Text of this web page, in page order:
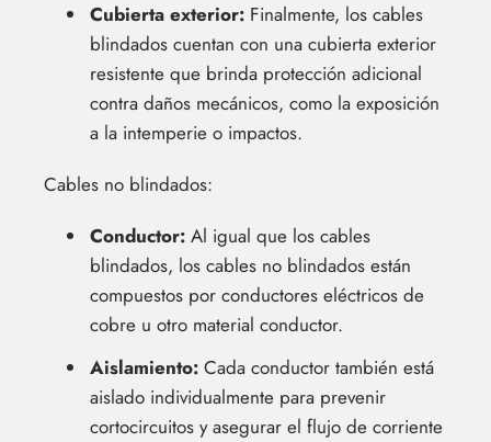
Cubierta exterior: Finalmente, los cables
blindados cuentan con una cubierta exterior
resistente que brinda protección adicional
contra daños mecánicos, como la exposición
a la intemperie o impactos.
Cables no blindados:
Conductor: Al igual que los cables
blindados, los cables no blindados están
compuestos por conductores eléctricos de
cobre u otro material conductor.
Aislamiento: Cada conductor también está
aislado individualmente para prevenir
cortocircuitos y asegurar el flujo de corriente